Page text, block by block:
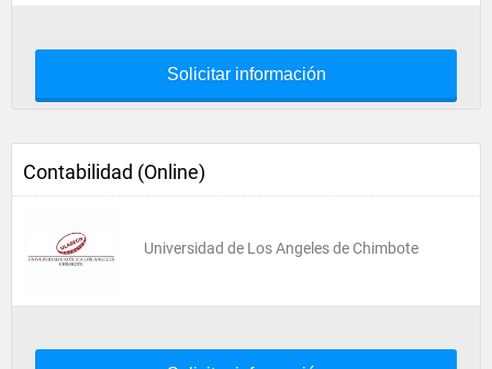
Solicitar información
Contabilidad (Online)
Universidad de Los Angeles de Chimbote